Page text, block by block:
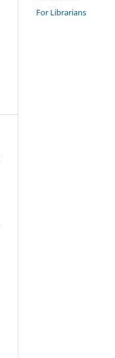
For Librarians